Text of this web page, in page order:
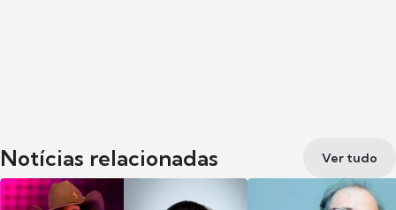
Notícias relacionadas Ver tudo